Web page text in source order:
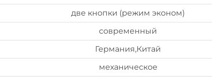
две кнопки (режим эконом)
современный
Германия,Китай
механическое